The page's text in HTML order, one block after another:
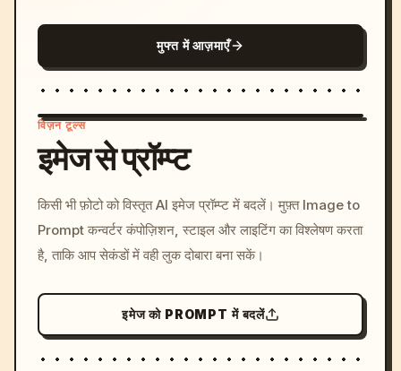
मुफ्त में आज़माएँ
c, cyberpunk sunset, neon
colors, 8k --v 6.0
विज़न टूल्स
इमेज से प्रॉम्प्ट
किसी भी फ़ोटो को विस्तृत AI इमेज प्रॉम्प्ट में बदलें। मुफ़्त Image to
Prompt कन्वर्टर कंपोज़िशन, स्टाइल और लाइटिंग का विश्लेषण करता
है, ताकि आप सेकंडों में वही लुक दोबारा बना सकें।
इमेज को PROMPT में बदलें